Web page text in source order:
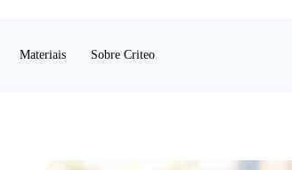
Materiais Sobre Criteo